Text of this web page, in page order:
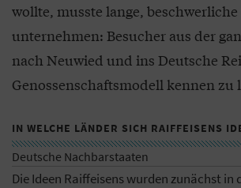
wollte, musste lange,
unternehmen: Besucher aus der
nach Neuwied und ins Deutsche
Genossenschaftsmodell kennen zu
IN WELCHE LÄNDER SICH RAIFFEISENS
Deutsche Nachbarstaaten
Die Ideen Raiffeisens wurden zunächst in